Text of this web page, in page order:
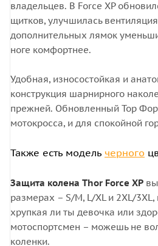
владельцев. В Force XP
щитков, улучшилась
дополнительных лямок
ноге комфортнее.
Удобная, износостойкая и
конструкция шарнирного
прежней. Обновленный Тор
мотокросса, и для спокойной
Также есть модель черного
Защита колена Thor Force XP
размерах – S/M, L/XL и 2XL/
хрупкая ли ты девочка или
мотоспортсмен – можешь не
коленки.